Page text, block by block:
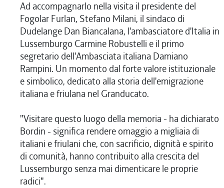
Ad accompagnarlo nella visita il presidente del
Fogolar Furlan, Stefano Milani, il sindaco di
Dudelange Dan Biancalana, l'ambasciatore d'Italia in
Lussemburgo Carmine Robustelli e il primo
segretario dell'Ambasciata italiana Damiano
Rampini. Un momento dal forte valore istituzionale
e simbolico, dedicato alla storia dell'emigrazione
italiana e friulana nel Granducato.
"Visitare questo luogo della memoria - ha dichiarato
Bordin - significa rendere omaggio a migliaia di
italiani e friulani che, con sacrificio, dignità e spirito
di comunità, hanno contribuito alla crescita del
Lussemburgo senza mai dimenticare le proprie
radici".